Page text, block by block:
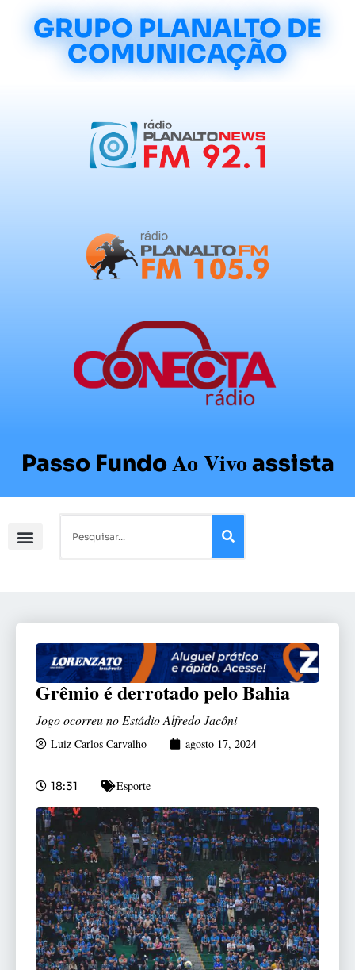
GRUPO PLANALTO DE
COMUNICAÇÃO
Passo FundoAo Vivoassista
Grêmio é derrotado pelo Bahia
Jogo ocorreu no Estádio Alfredo Jacôni
Luiz Carlos Carvalho agosto 17, 2024
18:31 Esporte